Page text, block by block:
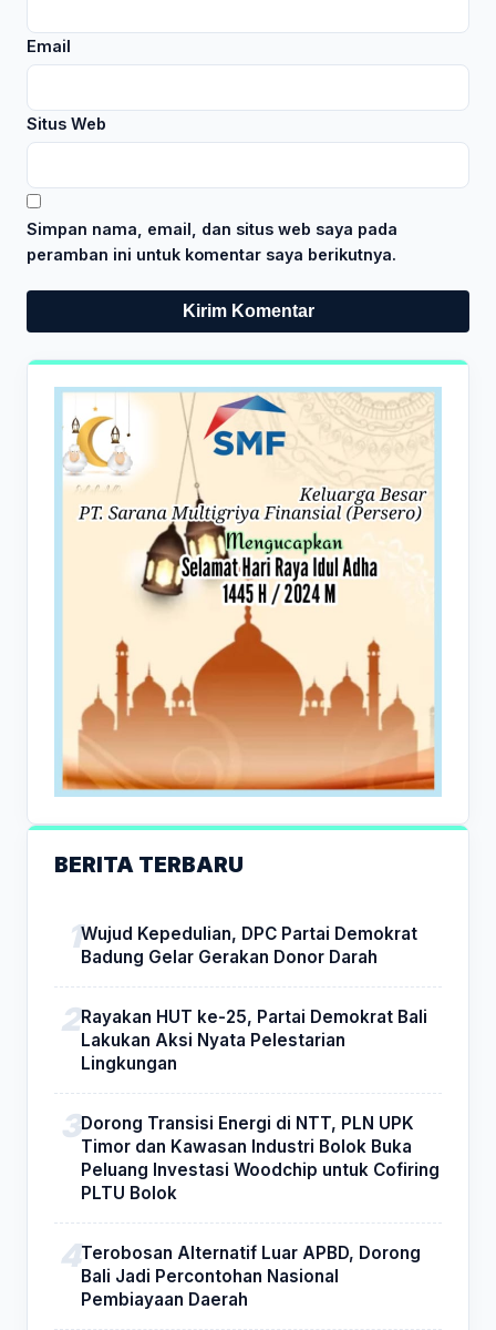
Email
Situs Web
Simpan nama, email, dan situs web saya pada
peramban ini untuk komentar saya berikutnya.
BERITA TERBARU
Wujud Kepedulian, DPC Partai Demokrat
Badung Gelar Gerakan Donor Darah
Rayakan HUT ke-25, Partai Demokrat Bali
Lakukan Aksi Nyata Pelestarian
Lingkungan
Dorong Transisi Energi di NTT, PLN UPK
Timor dan Kawasan Industri Bolok Buka
Peluang Investasi Woodchip untuk Cofiring
PLTU Bolok
Terobosan Alternatif Luar APBD, Dorong
Bali Jadi Percontohan Nasional
Pembiayaan Daerah